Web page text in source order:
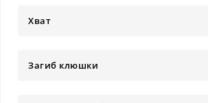
Хват
Загиб клюшки